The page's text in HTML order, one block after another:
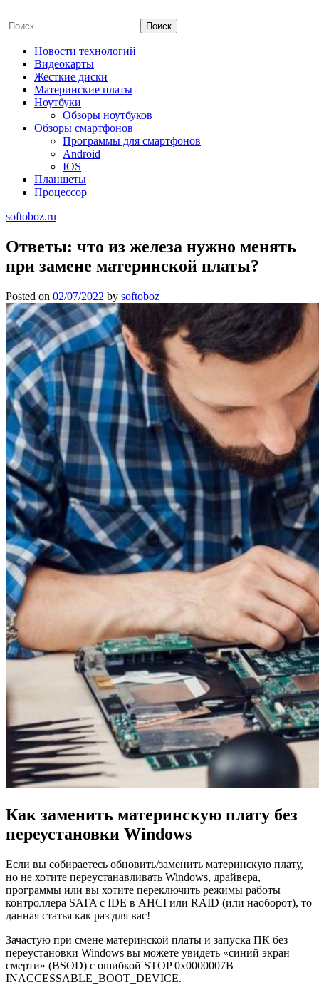
to
content
Найти:
Новости технологий
Видеокарты
Жесткие диски
Материнские платы
Ноутбуки
Обзоры ноутбуков
Обзоры смартфонов
Программы для смартфонов
Android
IOS
Планшеты
Процессор
softoboz.ru
Ответы: что из железа нужно менять
при замене материнской платы?
Posted on 02/07/2022 by softoboz
Как заменить материнскую плату без
переустановки Windows
Если вы собираетесь обновить/заменить материнскую плату,
но не хотите переустанавливать Windows, драйвера,
программы или вы хотите переключить режимы работы
контроллера SATA с IDE в AHCI или RAID (или наоборот), то
данная статья как раз для вас!
Зачастую при смене материнской платы и запуска ПК без
переустановки Windows вы можете увидеть «синий экран
смерти» (BSOD) с ошибкой STOP 0x0000007B
INACCESSABLE_BOOT_DEVICE.